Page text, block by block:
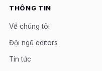
THÔNG TIN
Về chúng tôi
Đội ngũ editors
Tin tức